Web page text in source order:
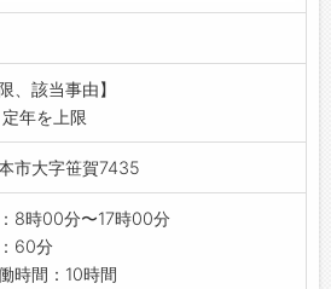
ていただきます。
ですが、経験のない方もゆくゆくはメ
作業
程度)ができるようになるまで指導し
は、ハローワークの紹介状をお持ち
囲:会社の定める業務
、該当事由】
年を上限
市大字笹賀7435
8時00分〜17時00分
60分
時間：10時間